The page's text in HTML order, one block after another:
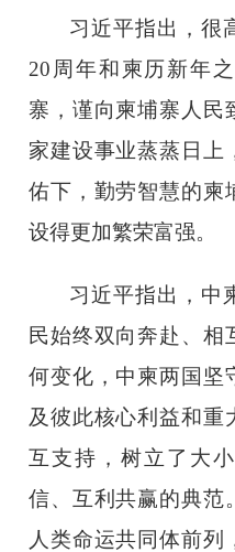
习近平指出，很
20周年和柬历新年
寨，谨向柬埔寨人民
家建设事业蒸蒸日上
佑下，勤劳智慧的柬
设得更加繁荣富强。
习近平指出，中
民始终双向奔赴、相
何变化，中柬两国坚
及彼此核心利益和重
互支持，树立了大
信、互利共赢的典范
人类命运共同体前列